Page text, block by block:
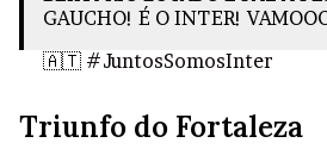
GAUCHO! É O INTER!
🇦🇹 #JuntosSomosInter
pic.twitter.com/6m7gBCCJMI
Triunfo do Fortaleza